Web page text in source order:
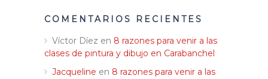
COMENTARIOS RECIENTES
Víctor Díez en 8 razones para venir a las
clases de pintura y dibujo en Carabanchel
Jacqueline en 8 razones para venir a las